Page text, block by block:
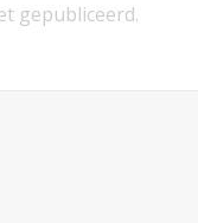
gepubliceerd.